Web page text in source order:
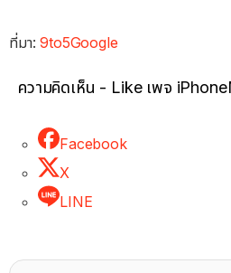
ที่มา:9to5Google
ความคิดเห็น - Like เพจ
Facebook
X
LINE